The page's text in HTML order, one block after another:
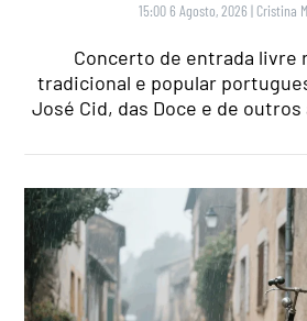
15:00 6 Agosto, 2026 | Cristina
Concerto de entrada livre
tradicional e popular
José Cid, das Doce e de